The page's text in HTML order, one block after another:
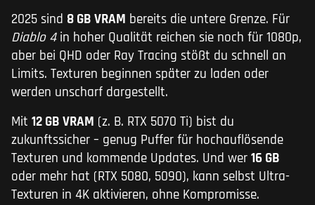
2025 sind 8 GB VRAM bereits die untere Grenze. Für
Diablo 4in hoher Qualität reichen sie noch für 1080p,
aber bei QHD oder Ray Tracing stößt du schnell an
Limits. Texturen beginnen später zu laden oder
werden unscharf dargestellt.
Mit 12 GB VRAM (z. B. RTX 5070 Ti) bist du
zukunftssicher – genug Puffer für hochauflösende
Texturen und kommende Updates. Und wer 16 GB
oder mehr hat (RTX 5080, 5090), kann selbst Ultra-
Texturen in 4K aktivieren, ohne Kompromisse.